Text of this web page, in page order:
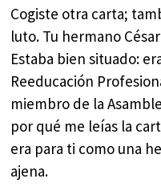
Cogiste otra carta;
luto. Tu hermano
Estaba bien situado:
Reeducación
miembro de la
por qué me leías la
era para ti como una
ajena.